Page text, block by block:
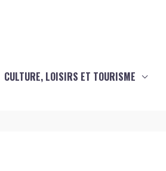
CULTURE, LOISIRS ET TOURISME